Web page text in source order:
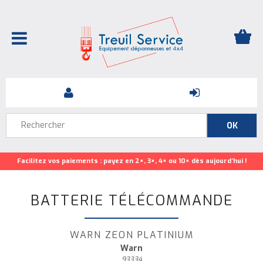
Facilitez vos paiements : payez en 2×, 3×, 4× ou 10× dès aujourd’hui !
BATTERIE TÉLÉCOMMANDE
WARN ZEON PLATINIUM
Warn
93334